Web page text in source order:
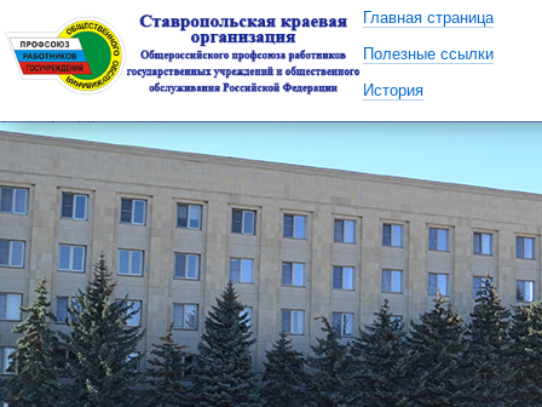
Главная страница
Полезные ссылки
История